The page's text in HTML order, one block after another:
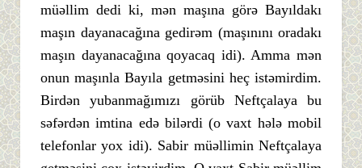
müəllim dedi ki, mən maşına görə Bayıldakı
maşın dayanacağına gedirəm (maşınını oradakı
maşın dayanacağına qoyacaq idi). Amma mən
onun maşınla Bayıla getməsini heç istəmirdim.
Birdən yubanmağımızı görüb Neftçalaya bu
səfərdən imtina edə bilərdi (o vaxt hələ mobil
telefonlar yox idi). Sabir müəllimin Neftçalaya